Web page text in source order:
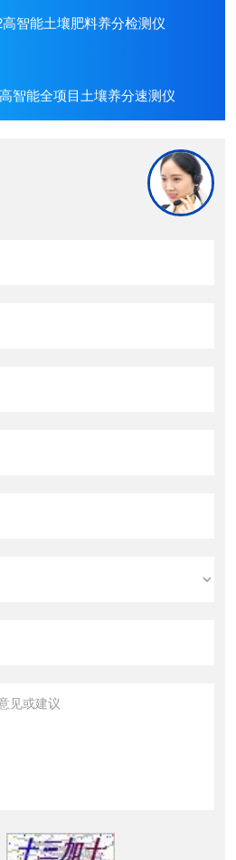
智能土壤肥料养分检测仪
智能全项目土壤养分速测仪